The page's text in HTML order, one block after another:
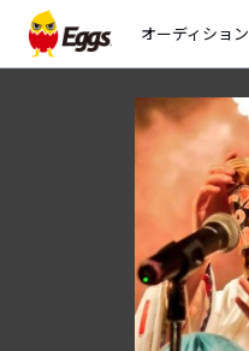
オーディション